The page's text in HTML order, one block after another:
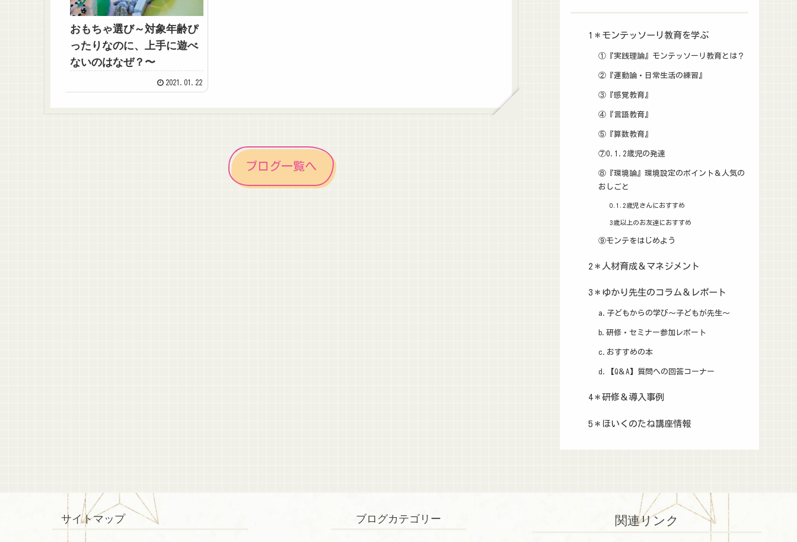
おもちゃ選び～対象年齢ぴ
ったりなのに、上手に遊べ
ないのはなぜ？〜
2021.01.22
ブログ一覧へ
1＊モンテッソーリ教育を学ぶ
①『実践理論』モンテッソーリ教育とは？
②『運動論・日常生活の練習』
③『感覚教育』
④『言語教育』
⑤『算数教育』
⑦0.1.2歳児の発達
⑧『環境論』環境設定のポイント＆人気の
おしごと
0.1.2歳児さんにおすすめ
3歳以上のお友達におすすめ
⑨モンテをはじめよう
2＊人材育成＆マネジメント
3＊ゆかり先生のコラム＆レポート
a.子どもからの学び～子どもが先生～
b.研修・セミナー参加レポート
c.おすすめの本
d.【Q＆A】質問への回答コーナー
4＊研修＆導入事例
5＊ほいくのたね講座情報
サイトマップ ブログカテゴリー 関連リンク